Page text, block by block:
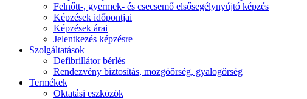
Felnőtt-, gyermek- és csecsemő elsősegélynyújtó képzés
Képzések időpontjai
Képzések árai
Jelentkezés képzésre
Szolgáltatások
Defibrillátor bérlés
Rendezvény biztosítás, mozgóőrség, gyalogőrség
Termékek
Oktatási eszközök